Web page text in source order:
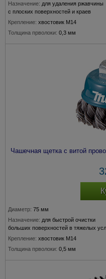
Назначение: для удаления ржавчины
с плоских поверхностей и краев
Крепление: хвостовик М14
Толщина прволоки: 0,3 мм
Подходит для модели: 180, 230 мм
Чашечная щетка c витой
Диаметр: 75 мм
Назначение: для быстрой очистки
больших поверхностей в тяжелых
Крепление: хвостовик М14
Толщина прволоки: 0,5 мм
Подходит для модели: 115, 150 мм